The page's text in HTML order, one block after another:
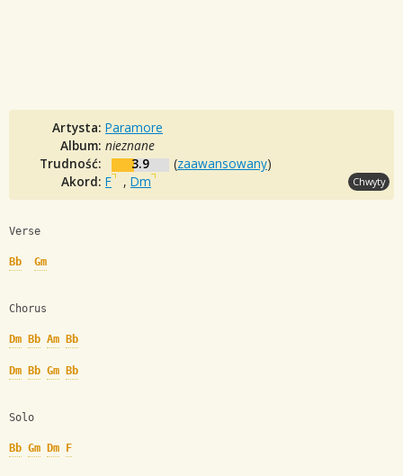
Artysta: Paramore
Album: nieznane
Trudność:
3.9 (zaawansowany)
Akord: F , Dm Chwyty
Verse
Bb Gm
Chorus
Dm Bb Am Bb
Dm Bb Gm Bb
Solo
Bb Gm Dm F